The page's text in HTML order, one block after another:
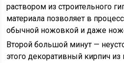
раствором из строительного
материала позволяет в
обычной ножовкой и даже
Второй большой минут —
этого декоративный кирпич из